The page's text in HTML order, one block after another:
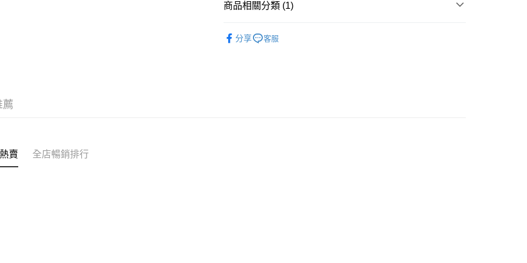
付款後門市自取，訂單確認後2-4個工作天到店，7天內取。逾期後
免運費
商品相關分類 (1)
分享
客服
薦
賣 全店暢銷排行